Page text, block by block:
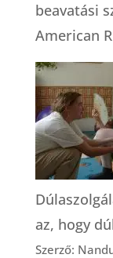
beavatási
American
az, hogy
Szerző: